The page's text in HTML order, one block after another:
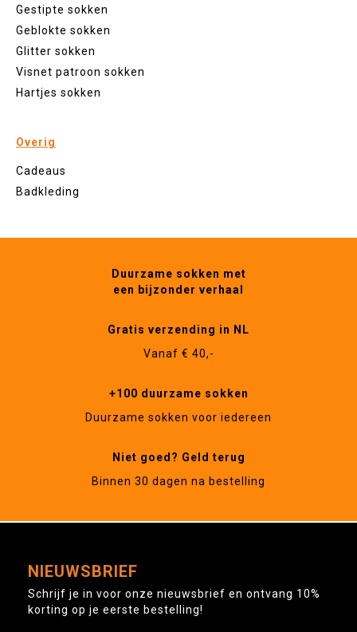
Gestipte sokken
Geblokte sokken
Glitter sokken
Visnet patroon sokken
Hartjes sokken
Overig
Cadeaus
Badkleding
Duurzame sokken met
een bijzonder verhaal
Gratis verzending in NL
Vanaf € 40,-
+100 duurzame sokken
Duurzame sokken voor iedereen
Niet goed? Geld terug
Binnen 30 dagen na bestelling
NIEUWSBRIEF
Schrijf je in voor onze nieuwsbrief en ontvang 10%
korting op je eerste bestelling!